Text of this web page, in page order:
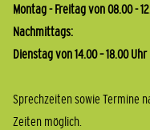
Montag - Freitag von 08.00 -
Nachmittags:
Dienstag von 14.00 – 18.00 Uhr
Sprechzeiten sowie Termine
Zeiten möglich.